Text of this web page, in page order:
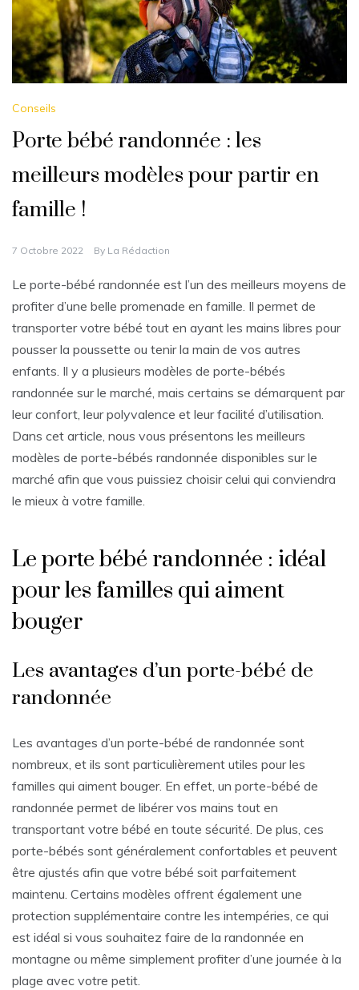
Conseils
Porte bébé randonnée : les
meilleurs modèles pour partir en
famille !
7 Octobre 2022 By La Rédaction
Le porte-bébé randonnée est l’un des meilleurs moyens de
profiter d’une belle promenade en famille. Il permet de
transporter votre bébé tout en ayant les mains libres pour
pousser la poussette ou tenir la main de vos autres
enfants. Il y a plusieurs modèles de porte-bébés
randonnée sur le marché, mais certains se démarquent par
leur confort, leur polyvalence et leur facilité d’utilisation.
Dans cet article, nous vous présentons les meilleurs
modèles de porte-bébés randonnée disponibles sur le
marché afin que vous puissiez choisir celui qui conviendra
le mieux à votre famille.
Le porte bébé randonnée : idéal
pour les familles qui aiment
bouger
Les avantages d’un porte-bébé de
randonnée
Les avantages d’un porte-bébé de randonnée sont
nombreux, et ils sont particulièrement utiles pour les
familles qui aiment bouger. En effet, un porte-bébé de
randonnée permet de libérer vos mains tout en
transportant votre bébé en toute sécurité. De plus, ces
porte-bébés sont généralement confortables et peuvent
être ajustés afin que votre bébé soit parfaitement
maintenu. Certains modèles offrent également une
protection supplémentaire contre les intempéries, ce qui
est idéal si vous souhaitez faire de la randonnée en
montagne ou même simplement profiter d’une journée à la
plage avec votre petit.